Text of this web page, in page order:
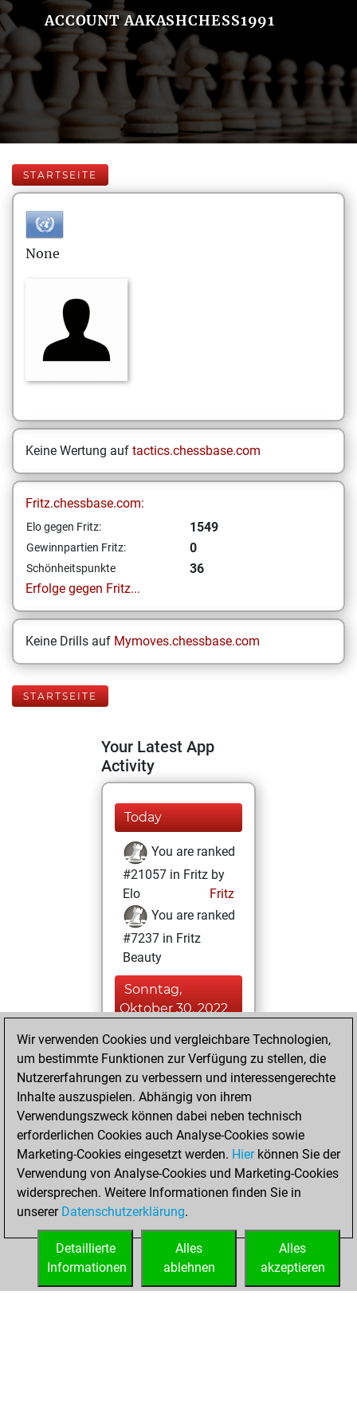
ACCOUNT AAKASHCHESS1991
STARTSEITE
None
Keine Wertung auf tactics.chessbase.com
Fritz.chessbase.com:
Elo gegen Fritz: 1549
Gewinnpartien Fritz: 0
Schönheitspunkte
36
Erfolge gegen Fritz...
Keine Drills auf Mymoves.chessbase.com
STARTSEITE
Your Latest App
Activity
Today
You are ranked
#21057 in Fritz by
Elo
Fritz
You are ranked
#7237 in Fritz
Beauty
Sonntag,
Oktober 30, 2022
You achieved a
BeautyScore of 36
Fritz
achieved a new Elo
of 1549
Freitag, Oktober
21, 2022
You created
your Fritz account
Wir verwenden Cookies und vergleichbare Technologien,
um bestimmte Funktionen zur Verfügung zu stellen, die
Nutzererfahrungen zu verbessern und interessengerechte
Inhalte auszuspielen. Abhängig von ihrem
Verwendungszweck können dabei neben technisch
erforderlichen Cookies auch Analyse-Cookies sowie
Marketing-Cookies eingesetzt werden. Hierkönnen Sie der
Verwendung von Analyse-Cookies und Marketing-Cookies
widersprechen. Weitere Informationen finden Sie in
unserer Datenschutzerklärung.
Alles
akzeptieren
Alles
ablehnen
Detaillierte
Informationen